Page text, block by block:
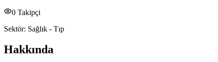
0 Takipçi
Sektör: Sağlık - Tıp
Hakkında